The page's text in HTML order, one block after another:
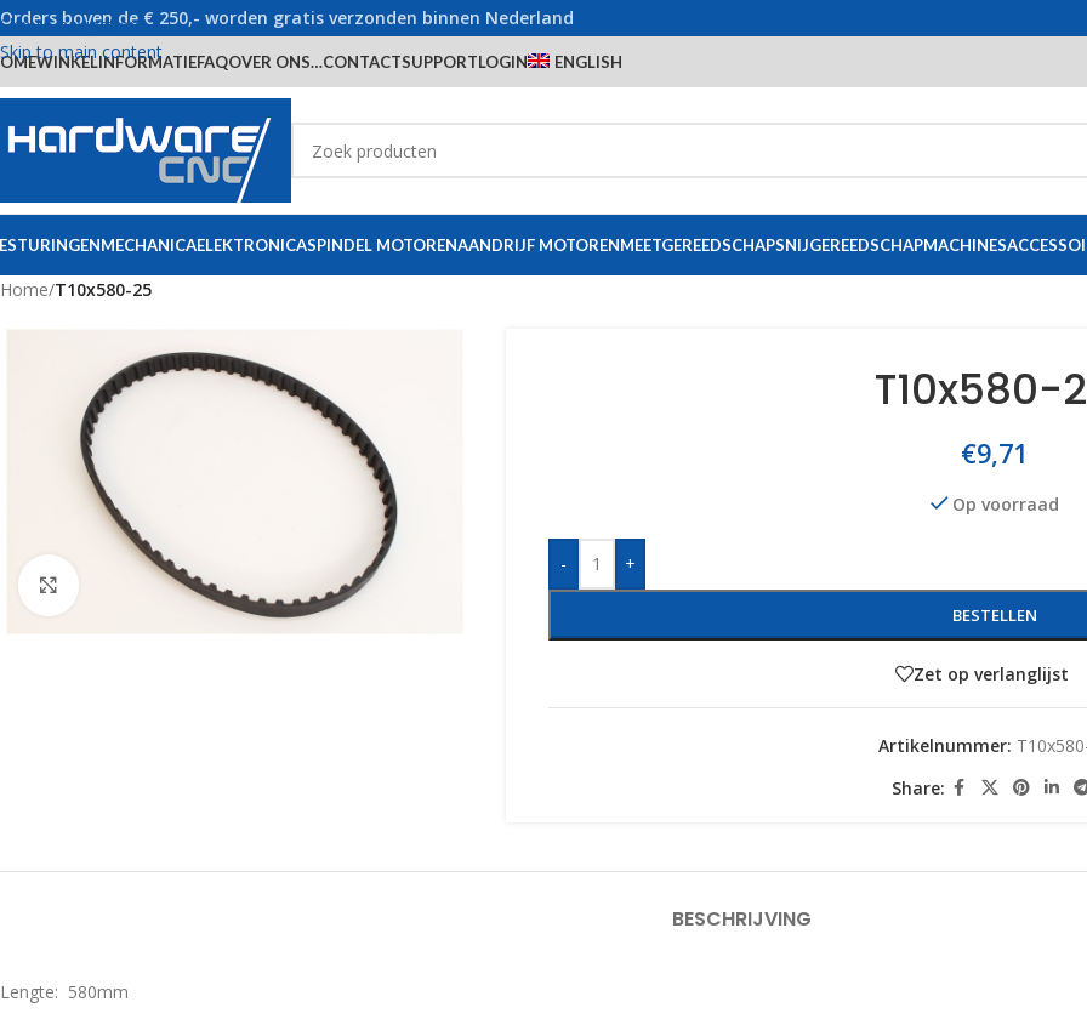
Skip to navigation
Skip to main content
Orders boven de € 250,- worden gratis verzonden binnen Nederland
WINKELINFORMATIEFAQOVER ONS…CONTACTSUPPORTLOGIN ENGLISH
MECHANICAELEKTRONICASPINDEL MOTORENAANDRIJF MOTORENMEETGEREEDSCHAPSNIJGEREEDSCHAPMACHINES
Home/T10x580-25
Click to enlarge
T10x580-
€9,71
Op voorraad
- +
BESTELLEN
Zet op verlanglijst
Artikelnummer:
Share:
BESCHRIJVING
Lengte: 580mm